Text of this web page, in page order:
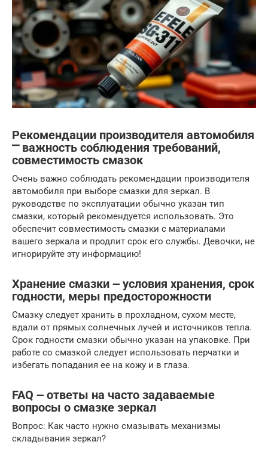
Рекомендации производителя автомобиля
⎻ важность соблюдения требований,
совместимость смазок
Очень важно соблюдать рекомендации производителя
автомобиля при выборе смазки для зеркал. В
руководстве по эксплуатации обычно указан тип
смазки, который рекомендуется использовать. Это
обеспечит совместимость смазки с материалами
вашего зеркала и продлит срок его службы. Девочки, не
игнорируйте эту информацию!
Хранение смазки ౼ условия хранения, срок
годности, меры предосторожности
Смазку следует хранить в прохладном, сухом месте,
вдали от прямых солнечных лучей и источников тепла.
Срок годности смазки обычно указан на упаковке. При
работе со смазкой следует использовать перчатки и
избегать попадания ее на кожу и в глаза.
FAQ ౼ ответы на часто задаваемые
вопросы о смазке зеркал
Вопрос: Как часто нужно смазывать механизмы
складывания зеркал?